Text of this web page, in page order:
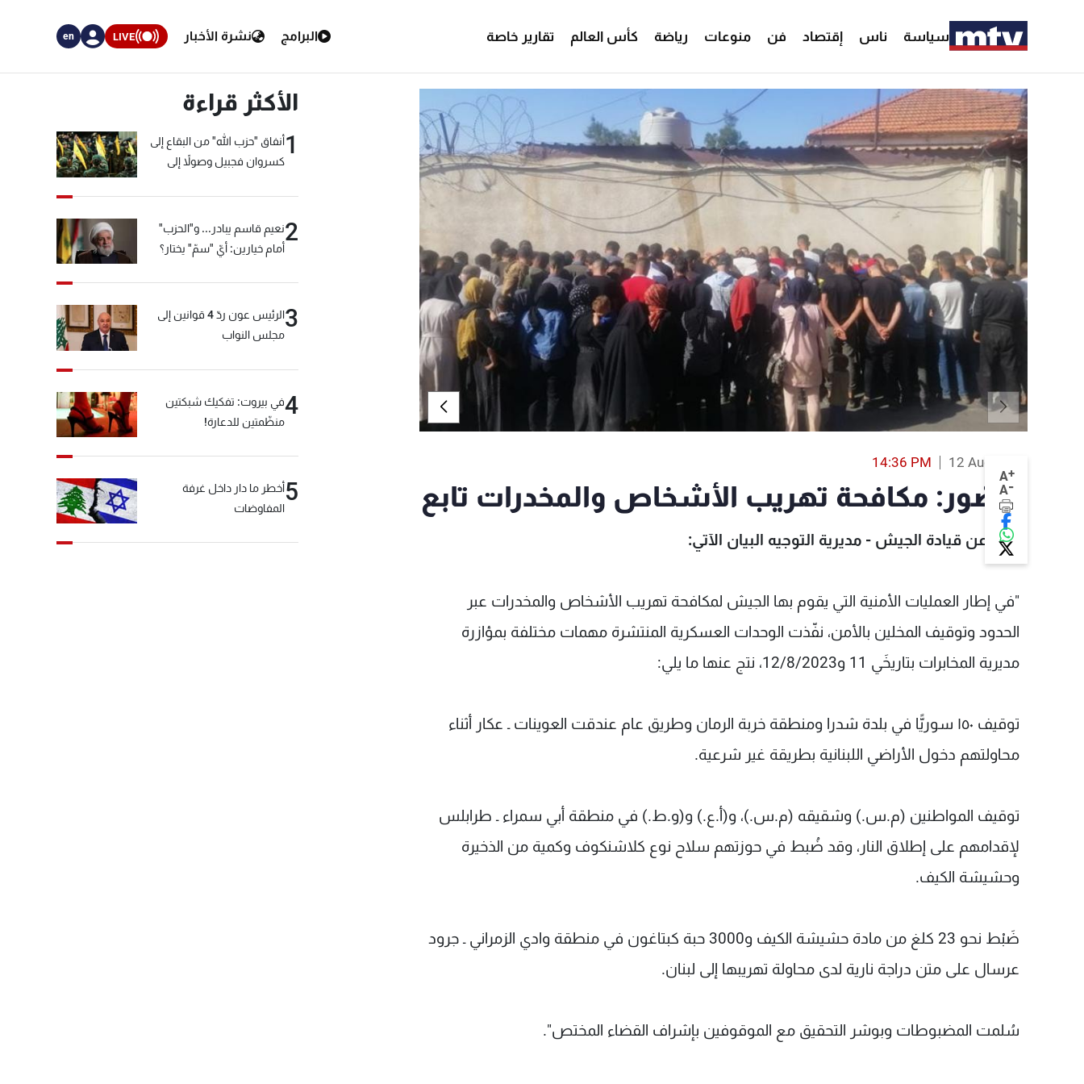
سياسة ناس إقتصاد فن منوعات رياضة كأس العالم تقارير خاصة البرامج نشرة الأخبار LIVE
en
A+
A-
12 Aug 2023
14:36 PM
بالصّور: مكافحة تهريب الأشخاص والمخدرات تابع
صدر عن قيادة الجيش - مديرية التوجيه البيان الآتي:
"في إطار العمليات الأمنية التي يقوم بها الجيش لمكافحة تهريب الأشخاص والمخدرات عبر
الحدود وتوقيف المخلين بالأمن، نفّذت الوحدات العسكرية المنتشرة مهمات مختلفة بمؤازرة
مديرية المخابرات بتاريخَي 11 و12/8/2023، نتج عنها ما يلي:
توقيف ١٥٠ سوريًّا في بلدة شدرا ومنطقة خربة الرمان وطريق عام عندقت العوينات ـ عكار أثناء
محاولتهم دخول الأراضي اللبنانية بطريقة غير شرعية.
توقيف المواطنين (م.س.) وشقيقه (م.س.)، و(أ.ع.) و(و.ط.) في منطقة أبي سمراء ـ طرابلس
لإقدامهم على إطلاق النار، وقد ضُبط في حوزتهم سلاح نوع كلاشنكوف وكمية من الذخيرة
وحشيشة الكيف.
ضَبْط نحو 23 كلغ من مادة حشيشة الكيف و3000 حبة كبتاغون في منطقة وادي الزمراني ـ جرود
عرسال على متن دراجة نارية لدى محاولة تهريبها إلى لبنان.
سُلمت المضبوطات وبوشر التحقيق مع الموقوفين بإشراف القضاء المختص".
الأكثر قراءة
1أنفاق "حزب الله" من البقاع إلى
كسروان فجبيل وصولاً إلى
2نعيم قاسم يبادر... و"الحزب"
أمام خيارين: أيّ "سمّ" يختار؟
3
الرئيس عون ردّ 4 قوانين إلى
مجلس النواب
4في بيروت: تفكيك شبكتين
منظّمتين للدعارة!
5أخطر ما دار داخل غرفة
المفاوضات